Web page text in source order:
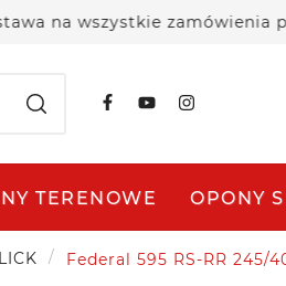
na wszystkie zamówienia
TERENOWE OPONY
Federal 595 RS-RR 245/